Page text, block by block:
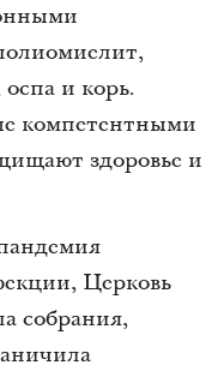
и корь.
компетентными
здоровье и
Церковь
собрания,